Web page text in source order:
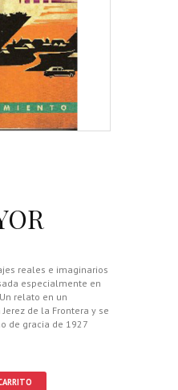
reales e imaginarios
especialmente en
relato en un
de la Frontera y se
de gracia de 1927